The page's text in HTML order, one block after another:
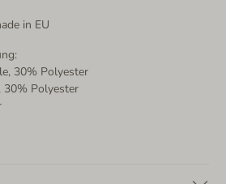
in EU
30% Polyester
30% Polyester